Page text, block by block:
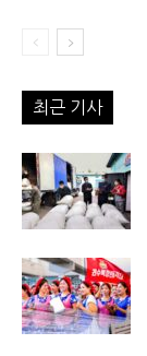
최근 기사